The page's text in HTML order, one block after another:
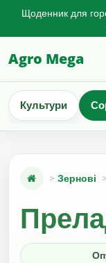
Щоденник для
Agro Mega
Культури
Зернові